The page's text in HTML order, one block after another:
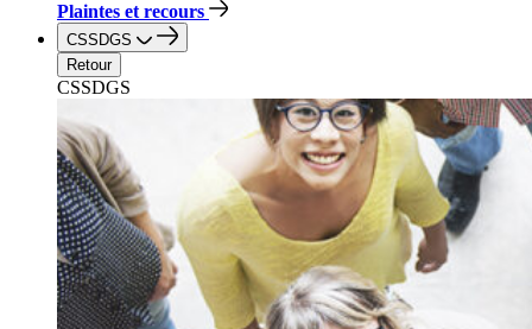
Plaintes et recours
CSSDGS
Retour
CSSDGS